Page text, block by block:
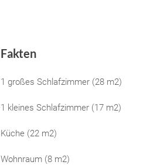
Fakten
1 großes Schlafzimmer (28 m2)
1 kleines Schlafzimmer (17 m2)
Küche (22 m2)
Wohnraum (8 m2)